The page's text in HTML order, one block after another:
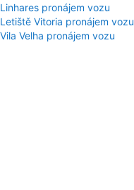
Linhares pronájem vozu
Letiště Vitoria pronájem vozu
Vila Velha pronájem vozu